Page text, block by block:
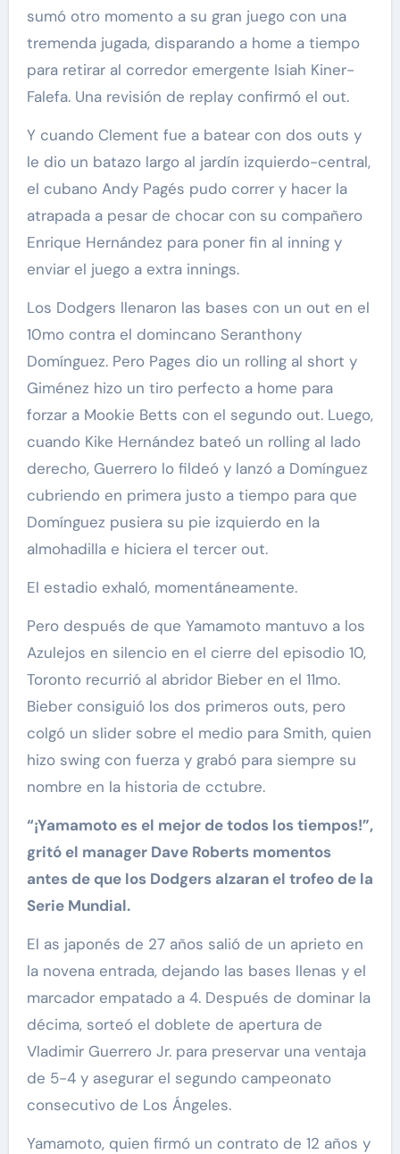
sumó otro momento a su gran juego con una
tremenda jugada, disparando a home a tiempo
para retirar al corredor emergente Isiah Kiner-
Falefa. Una revisión de replay confirmó el out.
Y cuando Clement fue a batear con dos outs y
le dio un batazo largo al jardín izquierdo-central,
el cubano Andy Pagés pudo correr y hacer la
atrapada a pesar de chocar con su compañero
Enrique Hernández para poner fin al inning y
enviar el juego a extra innings.
Los Dodgers llenaron las bases con un out en el
10mo contra el domincano Seranthony
Domínguez. Pero Pages dio un rolling al short y
Giménez hizo un tiro perfecto a home para
forzar a Mookie Betts con el segundo out. Luego,
cuando Kike Hernández bateó un rolling al lado
derecho, Guerrero lo fildeó y lanzó a Domínguez
cubriendo en primera justo a tiempo para que
Domínguez pusiera su pie izquierdo en la
almohadilla e hiciera el tercer out.
El estadio exhaló, momentáneamente.
Pero después de que Yamamoto mantuvo a los
Azulejos en silencio en el cierre del episodio 10,
Toronto recurrió al abridor Bieber en el 11mo.
Bieber consiguió los dos primeros outs, pero
colgó un slider sobre el medio para Smith, quien
hizo swing con fuerza y grabó para siempre su
nombre en la historia de cctubre.
“¡Yamamoto es el mejor de todos los tiempos!”,
gritó el manager Dave Roberts momentos
antes de que los Dodgers alzaran el trofeo de la
Serie Mundial.
El as japonés de 27 años salió de un aprieto en
la novena entrada, dejando las bases llenas y el
marcador empatado a 4. Después de dominar la
décima, sorteó el doblete de apertura de
Vladimir Guerrero Jr. para preservar una ventaja
de 5-4 y asegurar el segundo campeonato
consecutivo de Los Ángeles.
Yamamoto, quien firmó un contrato de 12 años y